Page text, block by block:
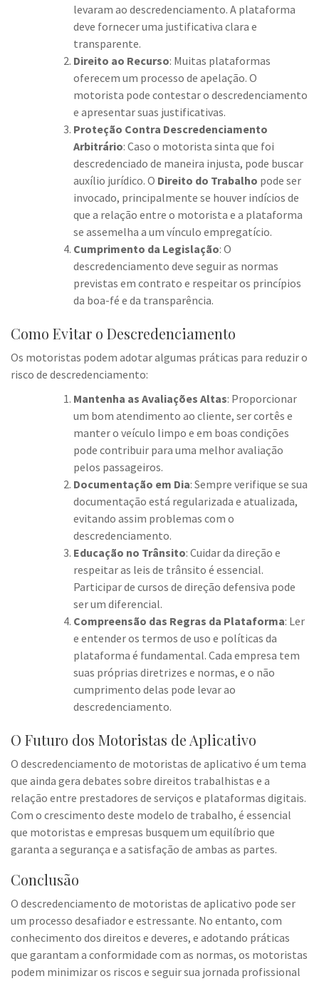
levaram ao descredenciamento. A plataforma
deve fornecer uma justificativa clara e
transparente.
Direito ao Recurso: Muitas plataformas
oferecem um processo de apelação. O
motorista pode contestar o descredenciamento
e apresentar suas justificativas.
Proteção Contra Descredenciamento
Arbitrário: Caso o motorista sinta que foi
descredenciado de maneira injusta, pode buscar
auxílio jurídico. O Direito do Trabalho pode ser
invocado, principalmente se houver indícios de
que a relação entre o motorista e a plataforma
se assemelha a um vínculo empregatício.
Cumprimento da Legislação: O
descredenciamento deve seguir as normas
previstas em contrato e respeitar os princípios
da boa-fé e da transparência.
Como Evitar o Descredenciamento
Os motoristas podem adotar algumas práticas para reduzir o
risco de descredenciamento:
Mantenha as Avaliações Altas: Proporcionar
um bom atendimento ao cliente, ser cortês e
manter o veículo limpo e em boas condições
pode contribuir para uma melhor avaliação
pelos passageiros.
Documentação em Dia: Sempre verifique se sua
documentação está regularizada e atualizada,
evitando assim problemas com o
descredenciamento.
Educação no Trânsito: Cuidar da direção e
respeitar as leis de trânsito é essencial.
Participar de cursos de direção defensiva pode
ser um diferencial.
Compreensão das Regras da Plataforma: Ler
e entender os termos de uso e políticas da
plataforma é fundamental. Cada empresa tem
suas próprias diretrizes e normas, e o não
cumprimento delas pode levar ao
descredenciamento.
O Futuro dos Motoristas de Aplicativo
O descredenciamento de motoristas de aplicativo é um tema
que ainda gera debates sobre direitos trabalhistas e a
relação entre prestadores de serviços e plataformas digitais.
Com o crescimento deste modelo de trabalho, é essencial
que motoristas e empresas busquem um equilíbrio que
garanta a segurança e a satisfação de ambas as partes.
Conclusão
O descredenciamento de motoristas de aplicativo pode ser
um processo desafiador e estressante. No entanto, com
conhecimento dos direitos e deveres, e adotando práticas
que garantam a conformidade com as normas, os motoristas
podem minimizar os riscos e seguir sua jornada profissional